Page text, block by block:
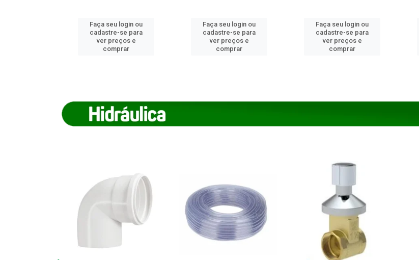
Faça seu login ou
cadastre-se para
ver preços e
comprar
Faça seu login ou
cadastre-se para
ver preços e
comprar
Faça seu login ou
cadastre-se para
ver preços e
comprar